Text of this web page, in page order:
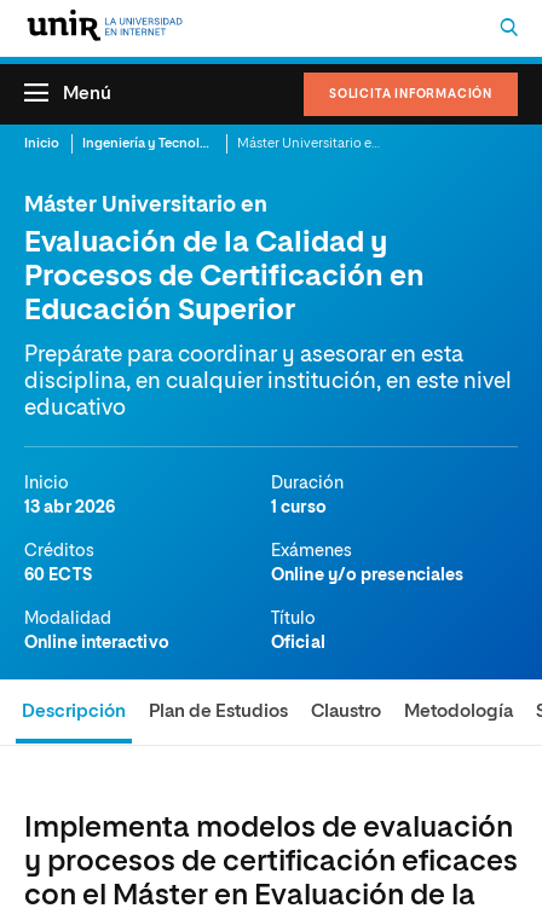
SOLICITA INFORMACIÓN
Menú
Inicio Ingeniería y Tecnología
Máster Universitario en
Evaluación de la Calidad y
Procesos de Certificación en
Educación Superior
Prepárate para coordinar y asesorar en esta
disciplina, en cualquier institución, en este nivel
educativo
Inicio
13 abr 2026
Duración
1 curso
Créditos
60 ECTS
Exámenes
Online y/o presenciales
Modalidad
Online interactivo
Título
Oficial
Descripción Plan de Estudios Claustro Metodología
Implementa modelos de evaluación
y procesos de certificación eficaces
con el Máster en Evaluación de la